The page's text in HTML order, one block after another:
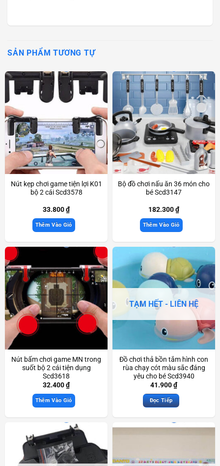
SẢN PHẨM TƯƠNG TỰ
Nút kẹp chơi game tiện lợi K01
bộ 2 cái Scd3578
33.800₫
Thêm Vào Giỏ
Bộ đồ chơi nấu ăn 36 món cho
bé Scd3147
182.300₫
Thêm Vào Giỏ
Nút bấm chơi game MN trong
suốt bộ 2 cái tiện dụng
Scd3618
32.400₫
Thêm Vào Giỏ
TẠM HẾT - LIÊN HỆ
Đồ chơi thả bồn tắm hình con
rùa chạy cót màu sắc đáng
yêu cho bé Scd3940
41.900₫
Đọc Tiếp